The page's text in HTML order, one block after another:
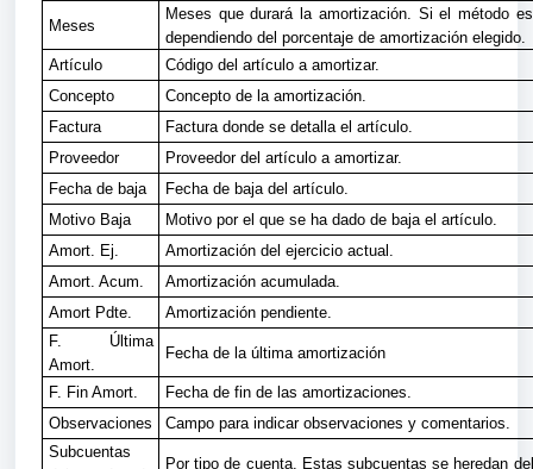
Meses
Meses que durará la amortización. Si el método
dependiendo del porcentaje de amortización elegido.
Artículo
Código del artículo a amortizar.
Concepto
Concepto de la amortización.
Factura
Factura donde se detalla el artículo.
Proveedor
Proveedor del artículo a amortizar.
Fecha de baja
Fecha de baja del artículo.
Motivo Baja
Motivo por el que se ha dado de baja el artículo.
Amort. Ej.
Amortización del ejercicio actual.
Amort. Acum.
Amortización acumulada.
Amort Pdte.
Amortización pendiente.
F. Última
Amort.
Fecha de la última amortización
F. Fin Amort.
Fecha de fin de las amortizaciones.
Observaciones
Campo para indicar observaciones y comentarios.
Subcuentas
Por tipo de cuenta. Estas subcuentas se heredan